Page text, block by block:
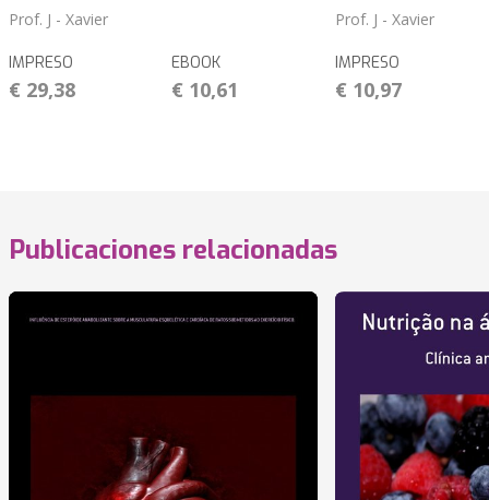
Prof. J - Xavier
IMPRESO
€ 29,38
EBOOK
€ 10,61
Prof. J - Xavier
IMPRESO
€ 10,97
Publicaciones relacionadas